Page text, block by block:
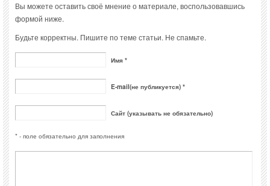
Вы можете оставить своё мнение о материале, воспользовавшись
формой ниже.
Будьте корректны. Пишите по теме статьи. Не спамьте.
Имя *
E-mail(не публикуется) *
Сайт (указывать не обязательно)
* - поле обязательно для заполнения